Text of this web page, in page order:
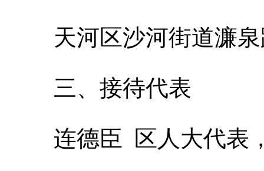
天河区沙河街道濂
三、接待代表
连德臣 区人大代表